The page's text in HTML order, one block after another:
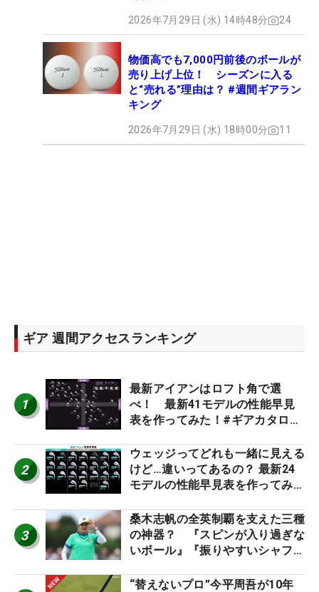
2026年7月29日 (水) 14時48分 24
物価高でも7,000円前後のボールが
売り上げ上位！ シーズンに入る
と“売れる”理由は？ #週間ギアラン
キング
2026年7月29日 (水) 18時00分 11
ギア 週間アクセスランキング
1
最新アイアンはロフト角で選
べ！ 最新41モデルの性能早見
表を作ってみた！#ギアカタログ
2
ウェッジってどれも一緒に見える
けど…違いってあるの？ 最新24
モデルの性能早見表を作ってみ
3
桑木志帆の全英制覇を支えた三種
の神器？ 『スピンが入り過ぎな
いボール』『振りやすいシャフ
ー』 #女子プロセッティング
“替えないプロ”今平周吾が10年